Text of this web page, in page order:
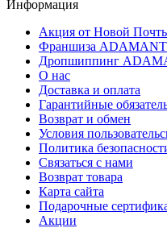
Информация
Акция от Новой
Франшиза ADAMANT
Дропшиппинг
О нас
Доставка и оплата
Гарантийные
Возврат и обмен
Условия
Политика
Связаться с нами
Возврат товара
Карта сайта
Подарочные
Акции